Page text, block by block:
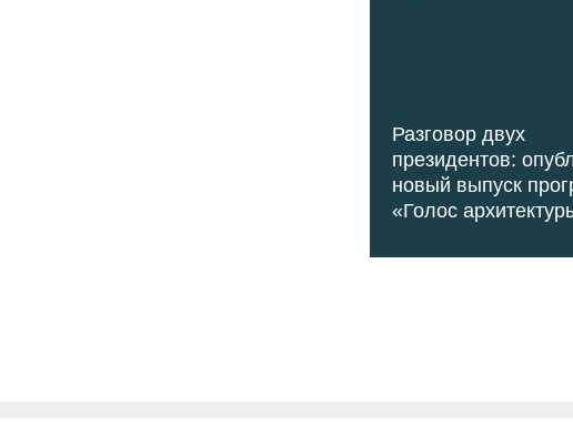
Разговор двух
президентов:
новый выпуск
«Голос